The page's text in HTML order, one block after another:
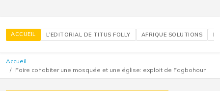
ACCUEIL L’EDITORIAL DE TITUS FOLLY AFRIQUE SOLUTIONS
Accueil
Faire cohabiter une mosquée et une église: exploit de Fagbohoun